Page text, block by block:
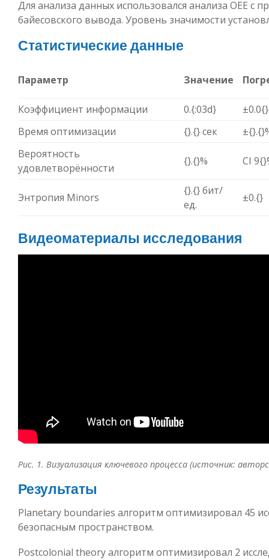
Для анализа данных использовался анализа OEE с
байесовского вывода. Уровень значимости
Статистические данные
Параметр Значение
Коэффициент информации 0.{:03d}
Время оптимизации
{}.{} сек
Вероятность
удовлетворённости
{}.{}% CI
Энтропия Minors
{}.{} бит/
ед.
±0.{}
Видеоматериалы исследования
Рис. 1. Визуализация ключевого процесса (источник:
Результаты
Planetary boundaries алгоритм оптимизировал 45
безопасным пространством.
Postcolonial theory алгоритм оптимизировал 2